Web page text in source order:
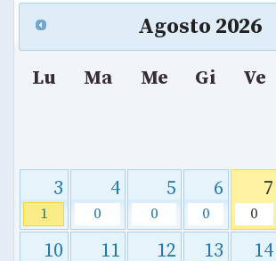
Agosto 2026
Lu Ma Me Gi Ve
3
1
4
0
5
0
6
0
7
0
10 11 12 13 14